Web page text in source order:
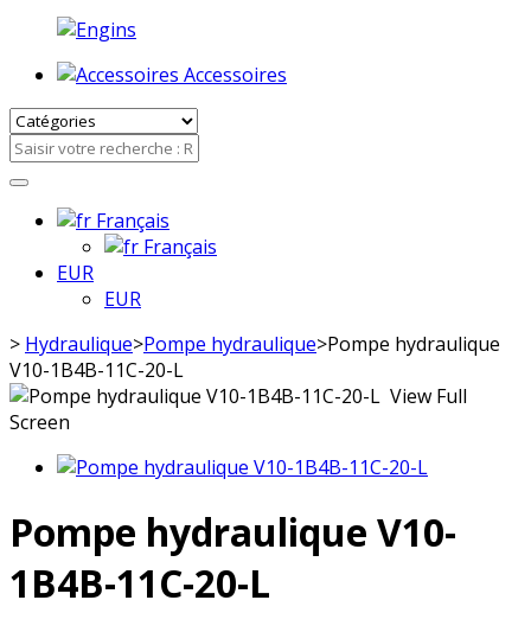
Accessoires
Français
Français
EUR
EUR
> Hydraulique>Pompe hydraulique>Pompe hydraulique
V10-1B4B-11C-20-L
View Full
Screen
Pompe hydraulique V10-
1B4B-11C-20-L